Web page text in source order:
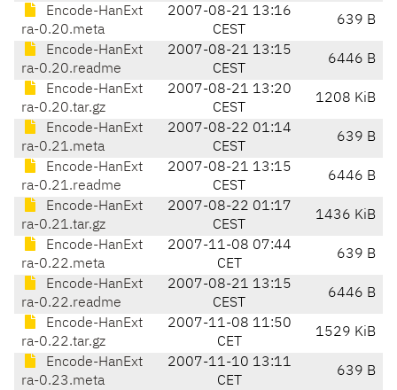
Encode-HanExt
ra-0.20.meta
2007-08-21 13:16
CEST
639 B
Encode-HanExt
ra-0.20.readme
2007-08-21 13:15
CEST
6446 B
Encode-HanExt
ra-0.20.tar.gz
2007-08-21 13:20
CEST
1208 KiB
Encode-HanExt
ra-0.21.meta
2007-08-22 01:14
CEST
639 B
Encode-HanExt
ra-0.21.readme
2007-08-21 13:15
CEST
6446 B
Encode-HanExt
ra-0.21.tar.gz
2007-08-22 01:17
CEST
1436 KiB
Encode-HanExt
ra-0.22.meta
2007-11-08 07:44
CET
639 B
Encode-HanExt
ra-0.22.readme
2007-08-21 13:15
CEST
6446 B
Encode-HanExt
ra-0.22.tar.gz
2007-11-08 11:50
CET
1529 KiB
Encode-HanExt
ra-0.23.meta
2007-11-10 13:11
CET
639 B